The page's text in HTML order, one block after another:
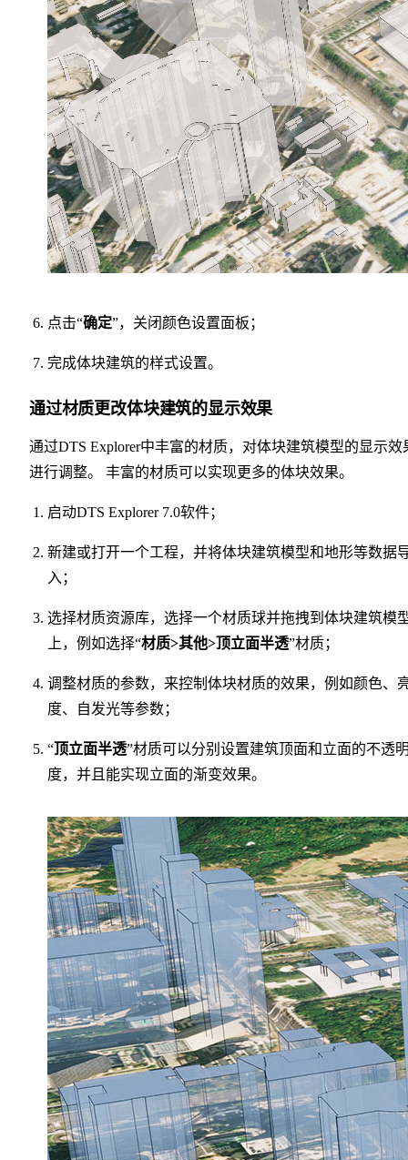
点击“确定”，关闭颜色设置面板；
完成体块建筑的样式设置。
通过材质更改体块建筑的显示效果
通过DTS Explorer中丰富的材质，对体块建筑模型的显示效
进行调整。 丰富的材质可以实现更多的体块效果。
启动DTS Explorer 7.0软件；
新建或打开一个工程，并将体块建筑模型和地形等数据
入；
选择材质资源库，选择一个材质球并拖拽到体块建筑模
上，例如选择“材质>其他>顶立面半透”材质；
调整材质的参数，来控制体块材质的效果，例如颜色、
度、自发光等参数；
“顶立面半透”材质可以分别设置建筑顶面和立面的不透
度，并且能实现立面的渐变效果。